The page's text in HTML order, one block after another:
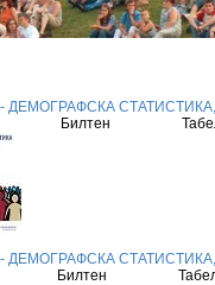
ДЕМОГРАФСКА СТАТИСТИКА,
Билтен
ДЕМОГРАФСКА СТАТИСТИКА,
Билтен